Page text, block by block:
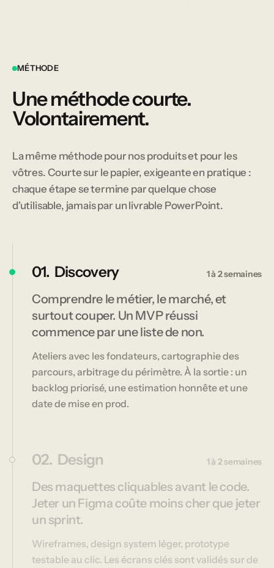
MÉTHODE
Une méthode courte.
Volontairement.
La même méthode pour nos produits et pour les
vôtres. Courte sur le papier, exigeante en pratique :
chaque étape se termine par quelque chose
d'utilisable, jamais par un livrable PowerPoint.
01. Discovery 1 à 2 semaines
Comprendre le métier, le marché, et
surtout couper. Un MVP réussi
commence par une liste de non.
Ateliers avec les fondateurs, cartographie des
parcours, arbitrage du périmètre. À la sortie : un
backlog priorisé, une estimation honnête et une
date de mise en prod.
02. Design 1 à 2 semaines
Des maquettes cliquables avant le code.
Jeter un Figma coûte moins cher que jeter
un sprint.
Wireframes, design system léger, prototype
testable au clic. Les écrans clés sont validés sur de